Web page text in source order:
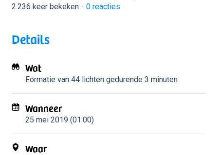
2.236 keer bekeken
0 reacties
Details
Wat
Formatie van 44 lichten gedurende 3 minuten
Wanneer
25 mei 2019 (01:00)
Waar